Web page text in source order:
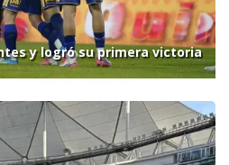
y logró su primera victoria